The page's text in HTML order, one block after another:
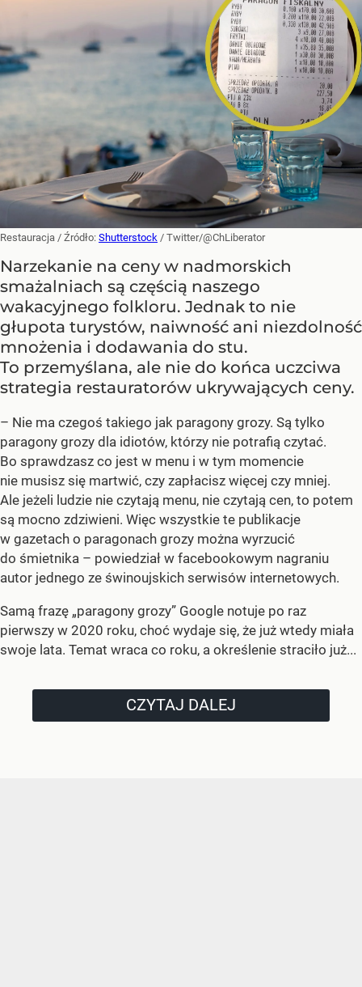
Restauracja / Źródło: Shutterstock / Twitter/@ChLiberator
Narzekanie na ceny w nadmorskich
smażalniach są częścią naszego
wakacyjnego folkloru. Jednak to nie
głupota turystów, naiwność ani niezdolność
mnożenia i dodawania do stu.
To przemyślana, ale nie do końca uczciwa
strategia restauratorów ukrywających ceny.
– Nie ma czegoś takiego jak paragony grozy. Są tylko
paragony grozy dla idiotów, którzy nie potrafią czytać.
Bo sprawdzasz co jest w menu i w tym momencie
nie musisz się martwić, czy zapłacisz więcej czy mniej.
Ale jeżeli ludzie nie czytają menu, nie czytają cen, to potem
są mocno zdziwieni. Więc wszystkie te publikacje
w gazetach o paragonach grozy można wyrzucić
do śmietnika – powiedział w facebookowym nagraniu
autor jednego ze świnoujskich serwisów internetowych.
Samą frazę „paragony grozy” Google notuje po raz
pierwszy w 2020 roku, choć wydaje się, że już wtedy miała
swoje lata. Temat wraca co roku, a określenie straciło już...
CZYTAJ DALEJ